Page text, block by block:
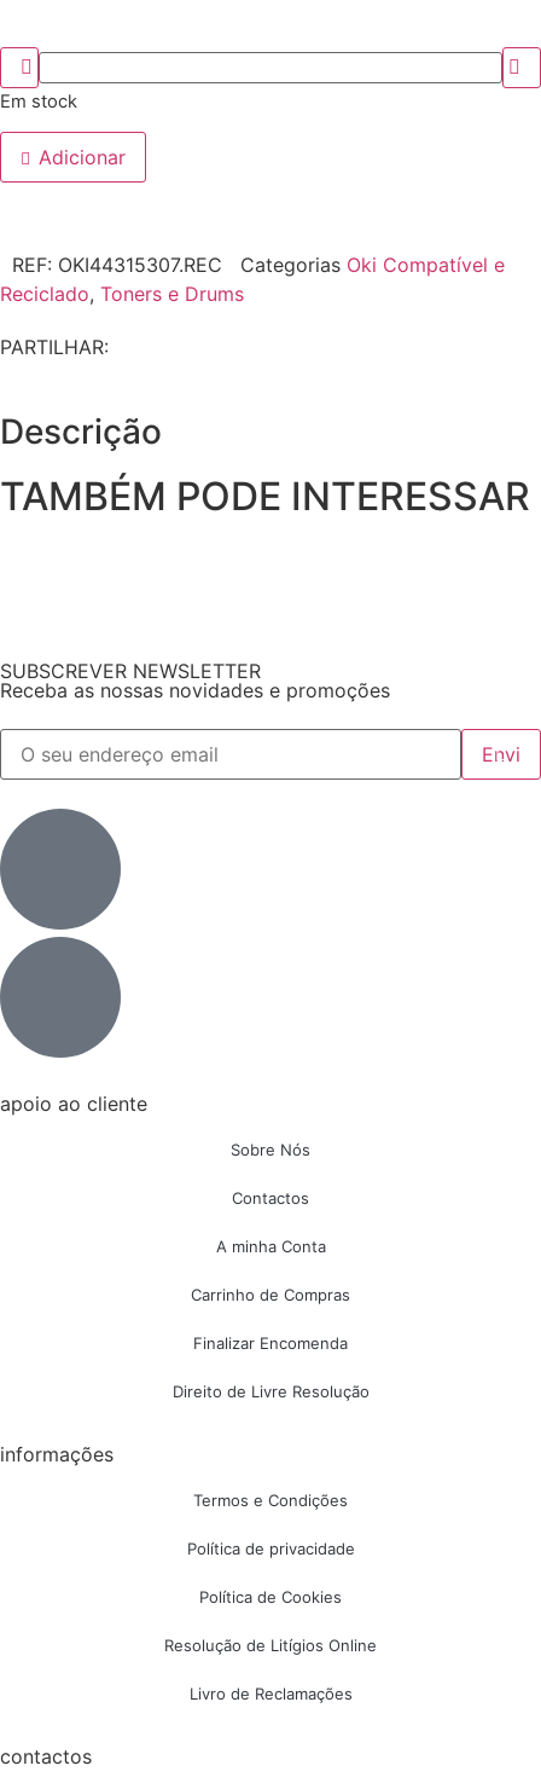
Em stock
Adicionar
REF: OKI44315307.REC Categorias Oki Compatível e
Reciclado, Toners e Drums
PARTILHAR:
Descrição
TAMBÉM PODE INTERESSAR
SUBSCREVER NEWSLETTER
Receba as nossas novidades e promoções
apoio ao cliente
Sobre Nós
Contactos
A minha Conta
Carrinho de Compras
Finalizar Encomenda
Direito de Livre Resolução
informações
Termos e Condições
Política de privacidade
Política de Cookies
Resolução de Litígios Online
Livro de Reclamações
contactos